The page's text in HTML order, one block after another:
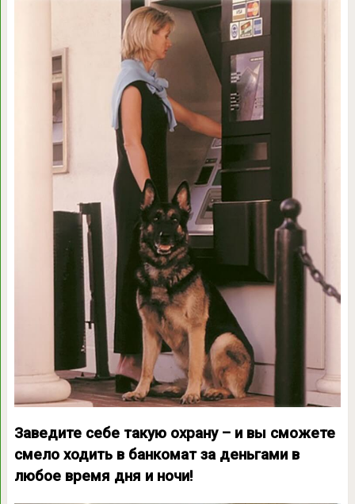
Заведите себе такую охрану – и вы сможете
смело ходить в банкомат за деньгами в
любое время дня и ночи!